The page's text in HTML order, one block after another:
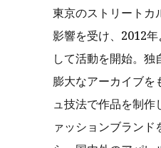
東京のストリートカ
影響を受け、2012
して活動を開始。独
膨大なアーカイブを
ュ技法で作品を制作
ァッションブラン